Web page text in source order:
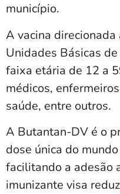
município.
A vacina
Unidades Básicas
faixa etária de 12 a
médicos,
saúde, entre outros.
A Butantan-DV é o
dose única do
facilitando a adesão
imunizante visa